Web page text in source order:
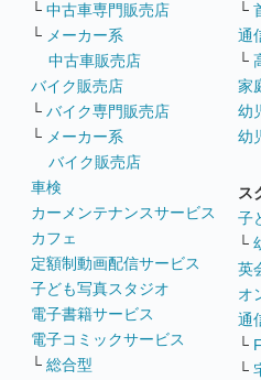
└ 中古車専門販売店
└ メーカー系
中古車販売店
バイク販売店
└ バイク専門販売店
└ メーカー系
バイク販売店
車検
カーメンテナンスサービス
カフェ
定額制動画配信サービス
子ども写真スタジオ
電子書籍サービス
電子コミックサービス
└ 総合型
└
通
└
家
幼
幼
ス
子
└
英
オ
通
└
└